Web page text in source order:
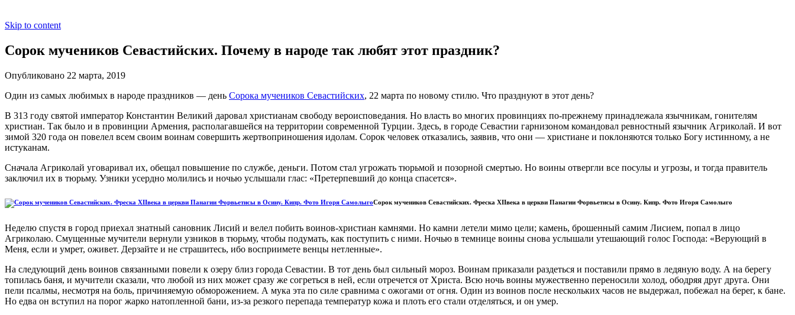
Skip to content
Сорок мучеников Севастийских. Почему в народе так любят этот праздник?
Опубликовано 22 марта, 2019
Один из самых любимых в народе праздников — день Сорока мучеников Севастийских, 22 марта по новому стилю. Что празднуют в этот день?
В 313 году святой император Константин Великий даровал христианам свободу вероисповедания. Но власть во многих провинциях по-прежнему принадлежала язычникам, гонителям
христиан. Так было и в провинции Армения, располагавшейся на территории современной Турции. Здесь, в городе Севастии гарнизоном командовал ревностный язычник Агриколай. И вот
зимой 320 года он повелел всем своим воинам совершить жертвоприношения идолам. Сорок человек отказались, заявив, что они — христиане и поклоняются только Богу истинному, а не
истуканам.
Сначала Агриколай уговаривал их, обещал повышение по службе, деньги. Потом стал угрожать тюрьмой и позорной смертью. Но воины отвергли все посулы и угрозы, и тогда правитель
заключил их в тюрьму. Узники усердно молились и ночью услышали глас: «Претерпевший до конца спасется».
Сорок мучеников Севастийских. Фреска XIIвека в церкви Панагии Форвьетисы в Осину. Кипр. Фото Игоря Самoлыго
Неделю спустя в город приехал знатный сановник Лисий и велел побить воинов-христиан камнями. Но камни летели мимо цели; камень, брошенный самим Лисием, попал в лицо
Агриколаю. Смущенные мучители вернули узников в тюрьму, чтобы подумать, как поступить с ними. Ночью в темнице воины снова услышали утешающий голос Господа: «Верующий в
Меня, если и умрет, оживет. Дерзайте и не страшитесь, ибо восприимете венцы нетленные».
На следующий день воинов связанными повели к озеру близ города Севастии. В тот день был сильный мороз. Воинам приказали раздеться и поставили прямо в ледяную воду. А на берегу
топилась баня, и мучители сказали, что любой из них может сразу же согреться в ней, если отречется от Христа. Всю ночь воины мужественно переносили холод, ободряя друг друга. Они
пели псалмы, несмотря на боль, причиняемую обморожением. А мука эта по силе сравнима с ожогами от огня. Один из воинов после нескольких часов не выдержал, побежал на берег, к бане.
Но едва он вступил на порог жарко натопленной бани, из-за резкого перепада температур кожа и плоть его стали отделяться, и он умер.